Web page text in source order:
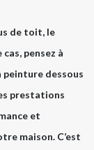
de toit, le
pensez à
peinture dessous
prestations
et
maison. C’est